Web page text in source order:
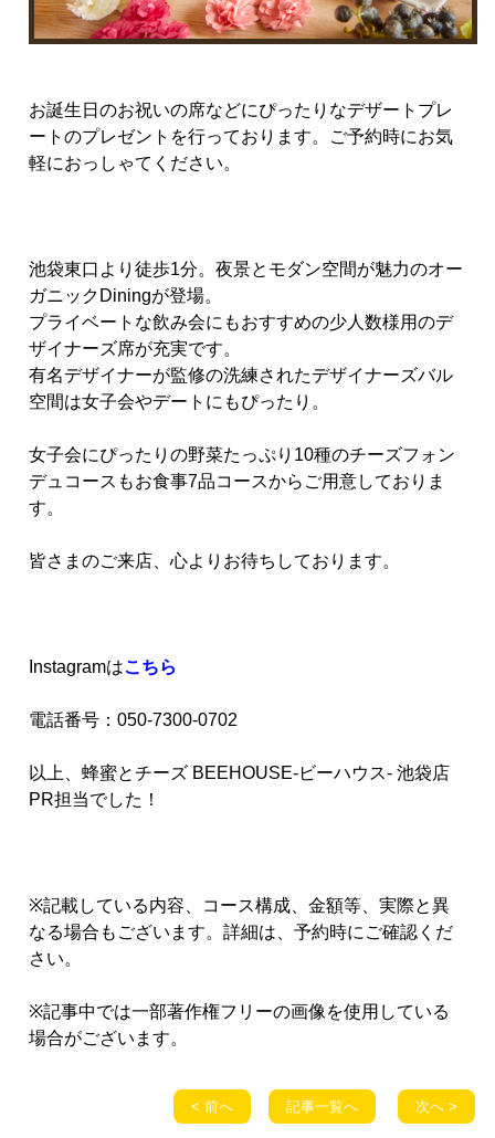
お誕生日のお祝いの席などにぴったりなデザートプレ
ートのプレゼントを行っております。ご予約時にお気
軽におっしゃてください。
池袋東口より徒歩1分。夜景とモダン空間が魅力のオー
ガニックDiningが登場。
プライベートな飲み会にもおすすめの少人数様用のデ
ザイナーズ席が充実です。
有名デザイナーが監修の洗練されたデザイナーズバル
空間は女子会やデートにもぴったり。
女子会にぴったりの野菜たっぷり10種のチーズフォン
デュコースもお食事7品コースからご用意しておりま
す。
皆さまのご来店、心よりお待ちしております。
Instagramはこちら
電話番号：050-7300-0702
以上、蜂蜜とチーズ BEEHOUSE-ビーハウス- 池袋店
PR担当でした！
※記載している内容、コース構成、金額等、実際と異
なる場合もございます。詳細は、予約時にご確認くだ
さい。
※記事中では一部著作権フリーの画像を使用している
場合がございます。
< 前へ 記事一覧へ 次へ >